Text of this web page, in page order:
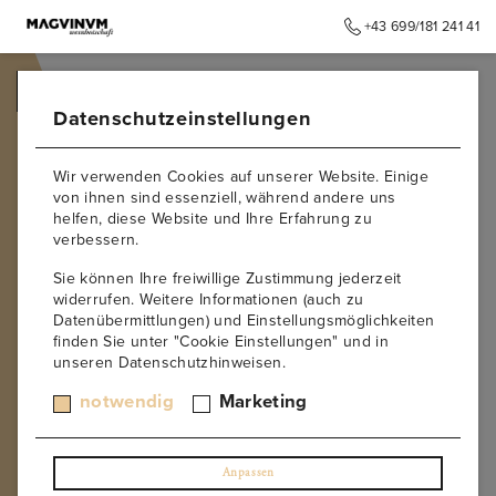
+43 699/181 241 41
Datenschutzeinstellungen
Wir verwenden Cookies auf unserer Website. Einige
von ihnen sind essenziell, während andere uns
helfen, diese Website und Ihre Erfahrung zu
verbessern.
Sie können Ihre freiwillige Zustimmung jederzeit
widerrufen. Weitere Informationen (auch zu
Datenübermittlungen) und Einstellungsmöglichkeiten
finden Sie unter "Cookie Einstellungen" und in
unseren Datenschutzhinweisen.
notwendig Marketing
Anpassen